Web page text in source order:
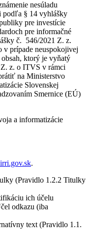
nesúladu
podľa § 14 vyhlášky
pre investície
pre informačné
č. 546/2021 Z. z.
v prípade neuspokojivej
ktorý je vyňatý
Z. z. o ITVS v rámci
na Ministerstvo
Slovenskej
Smernice (EÚ)
a informatizácie
.
(Pravidlo 1.2.2 Titulky
ich účelu
odkazu (iba
text (Pravidlo 1.1.